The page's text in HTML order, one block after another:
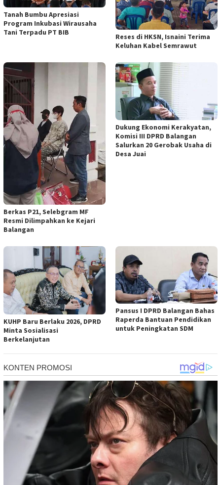
Tanah Bumbu Apresiasi
Program Inkubasi Wirausaha
Tani Terpadu PT BIB
Reses di HKSN, Isnaini Terima
Keluhan Kabel Semrawut
Berkas P21, Selebgram MF
Resmi Dilimpahkan ke Kejari
Balangan
Dukung Ekonomi Kerakyatan,
Komisi III DPRD Balangan
Salurkan 20 Gerobak Usaha di
Desa Juai
KUHP Baru Berlaku 2026, DPRD
Minta Sosialisasi
Berkelanjutan
Pansus I DPRD Balangan Bahas
Raperda Bantuan Pendidikan
untuk Peningkatan SDM